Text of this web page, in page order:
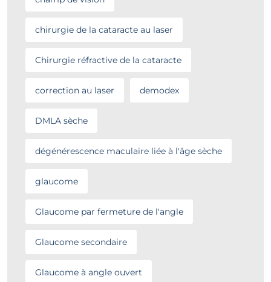
chirurgie de la cataracte au laser
Chirurgie réfractive de la cataracte
correction au laser demodex
DMLA sèche
dégénérescence maculaire liée à l'âge sèche
glaucome
Glaucome par fermeture de l'angle
Glaucome secondaire
Glaucome à angle ouvert